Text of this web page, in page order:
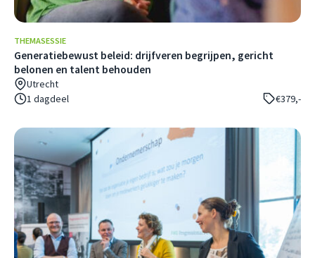
THEMASESSIE
Generatiebewust beleid: drijfveren begrijpen, gericht
belonen en talent behouden
Utrecht
1 dagdeel
€379,-